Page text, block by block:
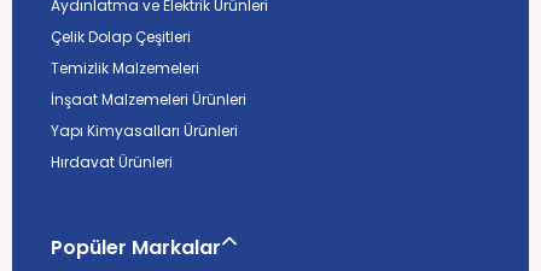
Aydınlatma ve Elektrik Ürünleri
Çelik Dolap Çeşitleri
Temizlik Malzemeleri
İnşaat Malzemeleri Ürünleri
Yapı Kimyasalları Ürünleri
Hırdavat Ürünleri
Popüler Markalar